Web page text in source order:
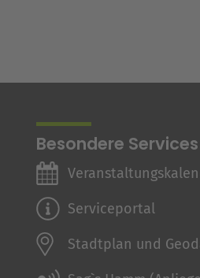
Besondere Services
Serviceportal
Stadtplan und